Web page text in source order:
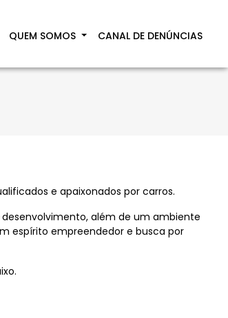
QUEM SOMOS CANAL DE DENÚNCIAS
e apaixonados por carros.
além de um ambiente
espírito empreendedor e busca por